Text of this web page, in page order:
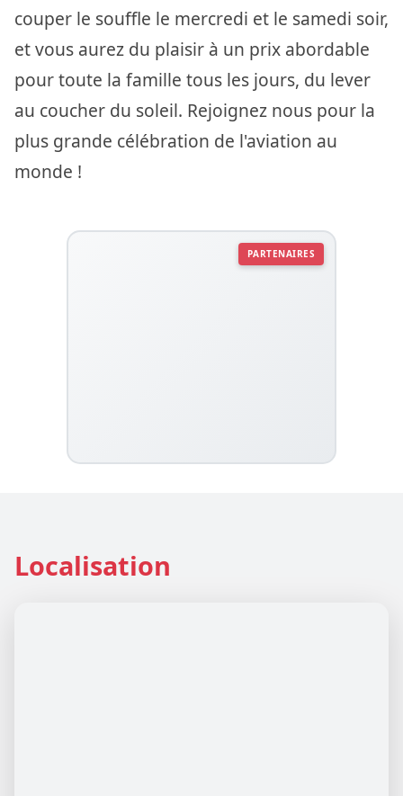
couper le souffle le mercredi et le samedi soir,
et vous aurez du plaisir à un prix abordable
pour toute la famille tous les jours, du lever
au coucher du soleil. Rejoignez nous pour la
plus grande célébration de l'aviation au
monde !
PARTENAIRES
Localisation